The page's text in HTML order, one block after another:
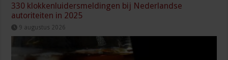
330 klokkenluidersmeldingen bij Nederlandse
autoriteiten in 2025
9 augustus 2026